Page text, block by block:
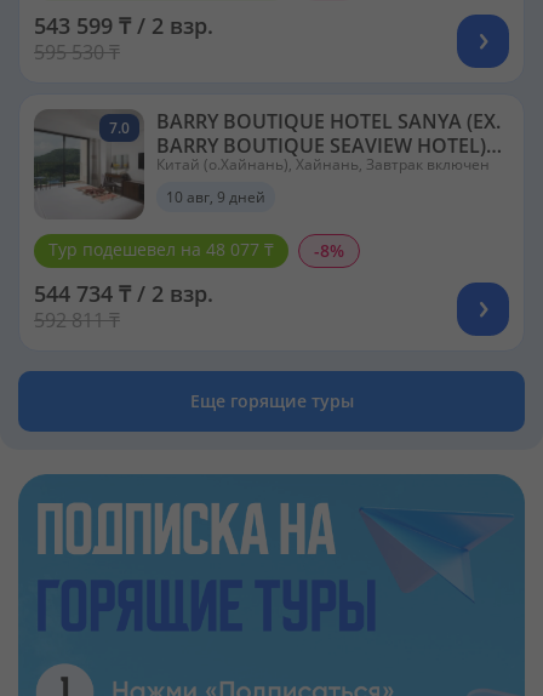
543 599 ₸ / 2 взр.
595 530 ₸
7.0
BARRY BOUTIQUE HOTEL SANYA (EX.
BARRY BOUTIQUE SEAVIEW HOTEL)
5*
Китай (о.Хайнань), Хайнань, Завтрак включен
10 авг, 9 дней
Тур подешевел на 48 077 ₸ -8%
544 734 ₸ / 2 взр.
592 811 ₸
Еще горящие туры